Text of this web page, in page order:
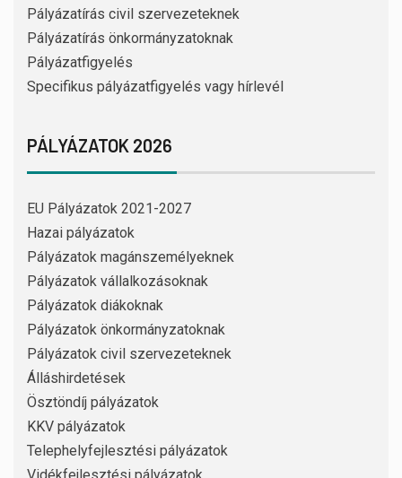
Pályázatírás civil szervezeteknek
Pályázatírás önkormányzatoknak
Pályázatfigyelés
Specifikus pályázatfigyelés vagy hírlevél
PÁLYÁZATOK 2026
EU Pályázatok 2021-2027
Hazai pályázatok
Pályázatok magánszemélyeknek
Pályázatok vállalkozásoknak
Pályázatok diákoknak
Pályázatok önkormányzatoknak
Pályázatok civil szervezeteknek
Álláshirdetések
Ösztöndíj pályázatok
KKV pályázatok
Telephelyfejlesztési pályázatok